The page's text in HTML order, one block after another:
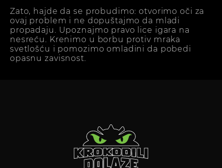
Zato, hajde da se probudimo: otvorimo oči za
ovaj problem i ne dopuštajmo da mladi
propadaju. Upoznajmo pravo lice igara na
nesreću. Krenimo u borbu protiv mraka
svetlošću i pomozimo omladini da pobedi
opasnu zavisnost.